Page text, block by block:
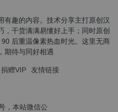
趣的内容。技术分享主打原创汉
，干货满满易懂好上手；同时原创
后重温像素热血时光。这里无商
期待与同好相遇
捐赠VIP 友情链接
，本站微信公